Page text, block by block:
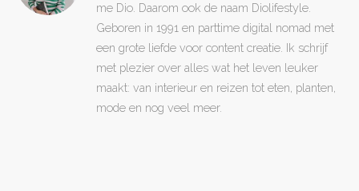
me Dio. Daarom ook de naam Diolifestyle.
Geboren in 1991 en parttime digital nomad met
een grote liefde voor content creatie. Ik schrijf
met plezier over alles wat het leven leuker
maakt: van interieur en reizen tot eten, planten,
mode en nog veel meer.